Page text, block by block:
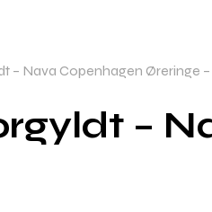
– Nava Copenhagen Øreringe –
–